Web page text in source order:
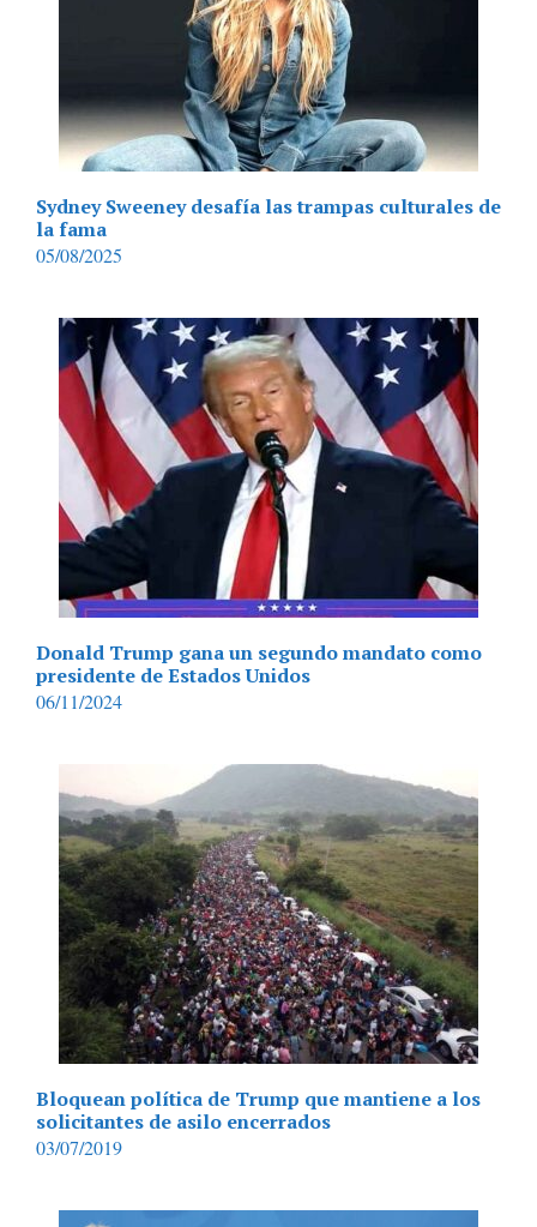
Sydney Sweeney desafía las trampas culturales de
la fama
05/08/2025
Donald Trump gana un segundo mandato como
presidente de Estados Unidos
06/11/2024
Bloquean política de Trump que mantiene a los
solicitantes de asilo encerrados
03/07/2019